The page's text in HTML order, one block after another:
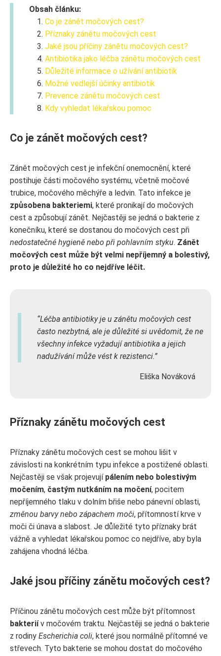
Obsah článku:
Co je zánět močových cest?
Příznaky zánětu močových cest
Jaké jsou příčiny zánětu močových cest?
Antibiotika jako léčba zánětu močových cest
Důležité informace o užívání antibiotik
Možné vedlejší účinky antibiotik
Prevence zánětu močových cest
Kdy vyhledat lékařskou pomoc
Co je zánět močových cest?
Zánět močových cest je infekční onemocnění, které
postihuje části močového systému, včetně močové
trubice, močového měchýře a ledvin. Tato infekce je
způsobena bakteriemi, které pronikají do močových
cest a způsobují zánět. Nejčastěji se jedná o bakterie z
konečníku, které se dostanou do močových cest při
nedostatečné hygieně nebo při pohlavním styku. Zánět
močových cest může být velmi nepříjemný a bolestivý,
proto je důležité ho co nejdříve léčit.
Léčba antibiotiky je u zánětu močových cest
často nezbytná, ale je důležité si uvědomit, že ne
všechny infekce vyžadují antibiotika a jejich
nadužívání může vést k rezistenci.
Eliška Nováková
Příznaky zánětu močových cest
Příznaky zánětu močových cest se mohou lišit v
závislosti na konkrétním typu infekce a postižené oblasti.
Nejčastěji se však projevují pálením nebo bolestivým
močením, častým nutkáním na močení, pocitem
nepříjemného tlaku v dolním břiše nebo pánevní oblasti,
změnou barvy nebo zápachem moči, přítomností krve v
moči či únava a slabost. Je důležité tyto příznaky brát
vážně a vyhledat lékařskou pomoc co nejdříve, aby byla
zahájena vhodná léčba.
Jaké jsou příčiny zánětu močových cest?
Příčinou zánětu močových cest může být přítomnost
bakteriív močovém traktu. Nejčastěji se jedná o bakterie
z rodiny Escherichia coli, které jsou normálně přítomné ve
střevech. Tyto bakterie se mohou dostat do močového